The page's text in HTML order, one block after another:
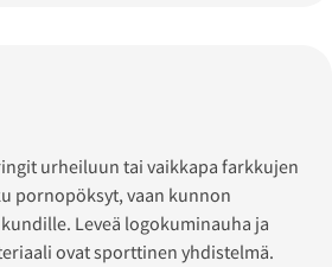
urheiluun tai vaikkapa farkkujen
pornopöksyt, vaan kunnon
Leveä logokuminauha ja
ovat sporttinen yhdistelmä.